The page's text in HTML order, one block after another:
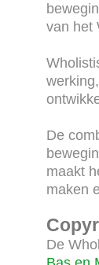
van het
De
maakt
maken
De